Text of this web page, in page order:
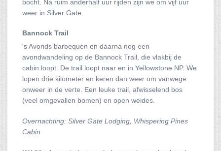
bocht. Na ruim anderhalf uur rijden zijn we om vijf uur
weer in Silver Gate.
Bannock Trail
's Avonds barbequen en daarna nog een
avondwandeling op de Bannock Trail, die vlakbij de
cabin loopt. De trail loopt naar en in Yellowstone NP. We
lopen drie kilometer en keren dan weer om vanwege
onweer in de verte. Een leuke trail, afwisselend bos
(veel omgevallen bomen) en open weides.
Overnachting: Silver Gate Lodging, Whispering Pines
Cabin